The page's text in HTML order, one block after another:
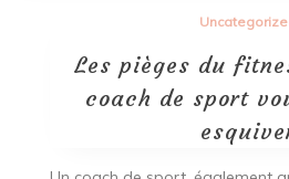
Les pièges du
coach de sport